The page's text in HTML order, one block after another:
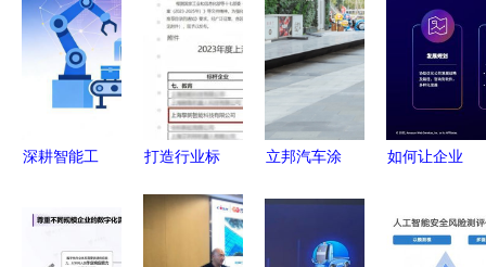
淄博率先推
行电子身份
证赋能政务
服务领域计
算机系统服
目，助力科
技推广与产
业升级
严选荣
获“2021领
航中国杰出
保险服务
奖”
科技推广与
应用服务的
实践路径
深耕智能工
发企业发展
新动能 科
打造行业标
《2023年
立邦汽车涂
化市场十大
如何让企业
马逊云科技
助力云管理